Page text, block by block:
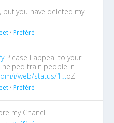
but you have deleted my
•Préféré
Please I appeal to your
helped train people in
i/web/status/1…oZ
•Préféré
my Chanel